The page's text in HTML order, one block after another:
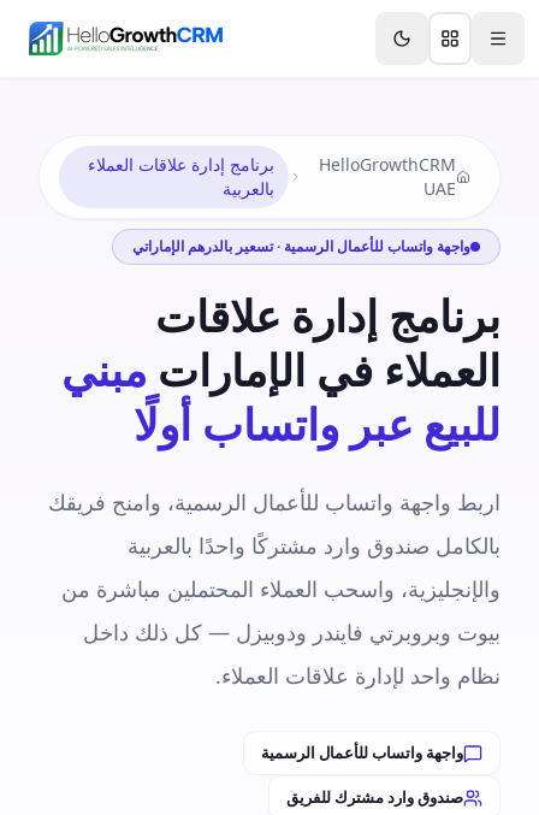
Features Agency CRM CRM for Startups
HelloGrowthCRM
UAE
برنامج إدارة علاقات العملاء
بالعربية
واجهة واتساب للأعمال الرسمية · تسعير بالدرهم الإماراتي
برنامج إدارة علاقات
العملاء في الإمارات مبني
للبيع عبر واتساب أولًا
اربط واجهة واتساب للأعمال الرسمية، وامنح فريقك
بالكامل صندوق وارد مشتركًا واحدًا بالعربية
والإنجليزية، واسحب العملاء المحتملين مباشرة من
بيوت وبروبرتي فايندر ودوبيزل — كل ذلك داخل
نظام واحد لإدارة علاقات العملاء.
واجهة واتساب للأعمال الرسمية
صندوق وارد مشترك للفريق